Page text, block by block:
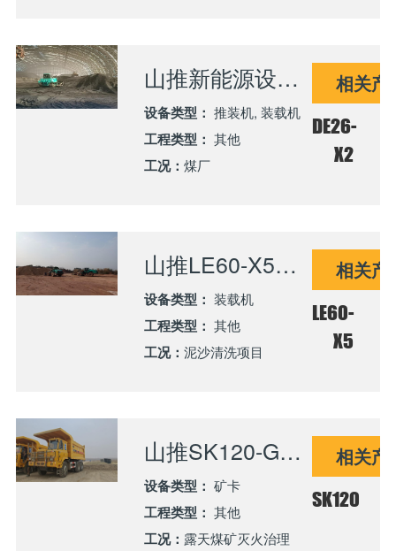
山推新能源设备助力甘肃大型电厂建设，推动绿色高效煤场管理
设备类型： 推装机, 装载机
工程类型： 其他
工况：煤厂
相关产
DE26-
X2
山推LE60-X5电动装载机助力佛山泥沙清洗项目高效运行
设备类型： 装载机
工程类型： 其他
工况：泥沙清洗项目
相关产
LE60-
X5
山推SK120-G助力新疆某露天煤矿 高效推进灭火治理工程
设备类型： 矿卡
工程类型： 其他
工况： 露天煤矿灭火治理
相关产
SK120